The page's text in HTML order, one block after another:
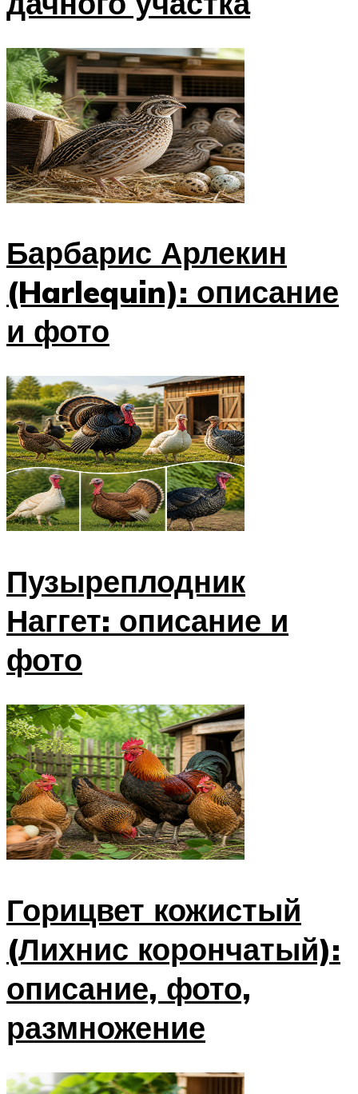
Барбарис Арлекин
(Harlequin): описание
и фото
Пузыреплодник
Наггет: описание и
фото
Горицвет кожистый
(Лихнис корончатый):
описание, фото,
размножение